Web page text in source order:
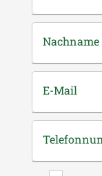
Nachname
E-Mail